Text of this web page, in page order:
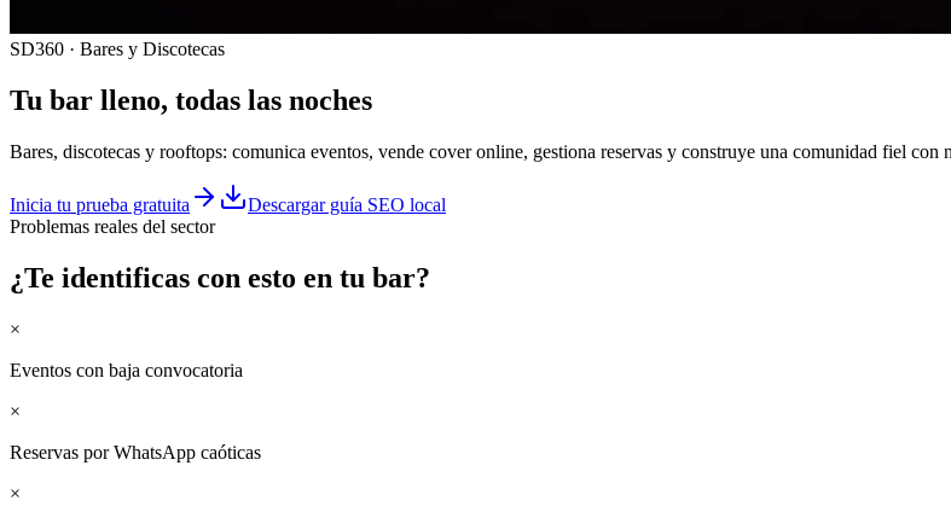
SD360 · Bares y Discotecas
Tu bar lleno, todas las noches
Bares, discotecas y rooftops: comunica eventos, vende cover online, gestiona reservas y construye una comunidad fiel con
Inicia tu prueba gratuita
Descargar guía SEO local
Problemas reales del sector
¿Te identificas con esto en tu bar?
×
Eventos con baja convocatoria
×
Reservas por WhatsApp caóticas
×